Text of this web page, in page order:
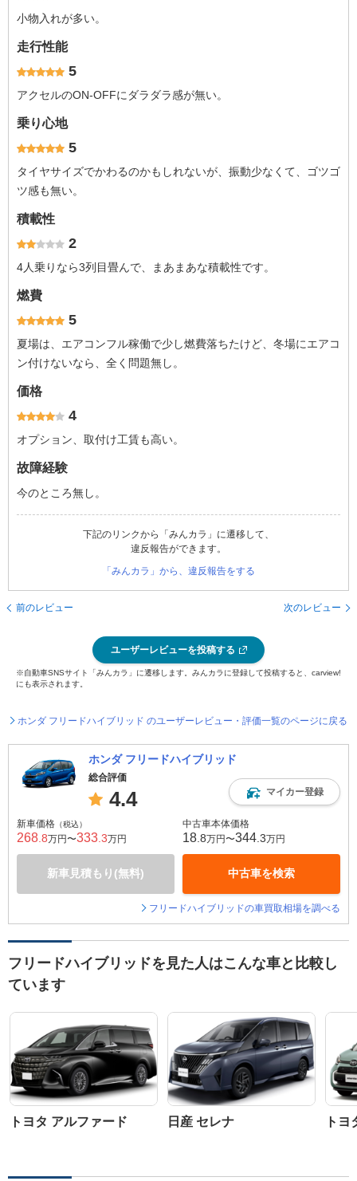
小物入れが多い。
走行性能
5
アクセルのON-OFFにダラダラ感が無い。
乗り心地
5
タイヤサイズでかわるのかもしれないが、振動少なくて、ゴツゴ
ツ感も無い。
積載性
2
4人乗りなら3列目畳んで、まあまあな積載性です。
燃費
5
夏場は、エアコンフル稼働で少し燃費落ちたけど、冬場にエアコ
ン付けないなら、全く問題無し。
価格
4
オプション、取付け工賃も高い。
故障経験
今のところ無し。
下記のリンクから「みんカラ」に遷移して、
違反報告ができます。
「みんカラ」から、違反報告をする
前のレビュー 次のレビュー
ユーザーレビューを投稿する
※自動車SNSサイト「みんカラ」に遷移します。みんカラに登録して投稿すると、carview!
にも表示されます。
ホンダ フリードハイブリッド のユーザーレビュー・評価一覧のページに戻る
ホンダ フリードハイブリッド
総合評価
4.4 マイカー登録
新車価格 （税込）
268 .8万円〜333 .3万円
新車見積もり(無料)
中古車本体価格
18 .8万円〜344 .3万円
中古車を検索
フリードハイブリッドの車買取相場を調べる
フリードハイブリッドを見た人はこんな車と比較し
ています
トヨタ アルファード 日産 セレナ ト